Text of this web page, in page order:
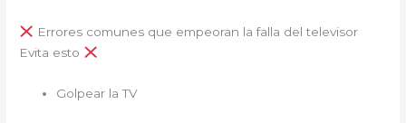
Errores comunes que empeoran la falla del televisor
Evita esto
Golpear la TV